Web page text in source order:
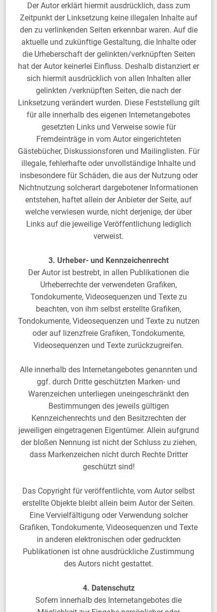
Der Autor erklärt hiermit ausdrücklich, dass zum
Zeitpunkt der Linksetzung keine illegalen Inhalte auf
den zu verlinkenden Seiten erkennbar waren. Auf die
aktuelle und zukünftige Gestaltung, die Inhalte oder
die Urheberschaft der gelinkten/verknüpften Seiten
hat der Autor keinerlei Einfluss. Deshalb distanziert er
sich hiermit ausdrücklich von allen Inhalten aller
gelinkten /verknüpften Seiten, die nach der
Linksetzung verändert wurden. Diese Feststellung gilt
für alle innerhalb des eigenen Internetangebotes
gesetzten Links und Verweise sowie für
Fremdeinträge in vom Autor eingerichteten
Gästebücher, Diskussionsforen und Mailinglisten. Für
illegale, fehlerhafte oder unvollständige Inhalte und
insbesondere für Schäden, die aus der Nutzung oder
Nichtnutzung solcherart dargebotener Informationen
entstehen, haftet allein der Anbieter der Seite, auf
welche verwiesen wurde, nicht derjenige, der über
Links auf die jeweilige Veröffentlichung lediglich
verweist.
3. Urheber- und Kennzeichenrecht
Der Autor ist bestrebt, in allen Publikationen die
Urheberrechte der verwendeten Grafiken,
Tondokumente, Videosequenzen und Texte zu
beachten, von ihm selbst erstellte Grafiken,
Tondokumente, Videosequenzen und Texte zu nutzen
oder auf lizenzfreie Grafiken, Tondokumente,
Videosequenzen und Texte zurückzugreifen.
Alle innerhalb des Internetangebotes genannten und
ggf. durch Dritte geschützten Marken- und
Warenzeichen unterliegen uneingeschränkt den
Bestimmungen des jeweils gültigen
Kennzeichenrechts und den Besitzrechten der
jeweiligen eingetragenen Eigentümer. Allein aufgrund
der bloßen Nennung ist nicht der Schluss zu ziehen,
dass Markenzeichen nicht durch Rechte Dritter
geschützt sind!
Das Copyright für veröffentlichte, vom Autor selbst
erstellte Objekte bleibt allein beim Autor der Seiten.
Eine Vervielfältigung oder Verwendung solcher
Grafiken, Tondokumente, Videosequenzen und Texte
in anderen elektronischen oder gedruckten
Publikationen ist ohne ausdrückliche Zustimmung
des Autors nicht gestattet.
4. Datenschutz
Sofern innerhalb des Internetangebotes die